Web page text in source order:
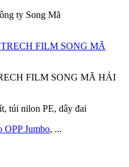
ty Song Mã
FILM SONG MÃ HẢI
túi nilon PE, dây đai
OPP Jumbo, ...